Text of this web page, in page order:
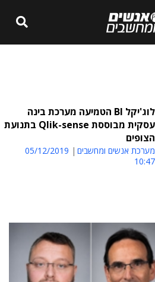
לוג'יקל BI הטמיעה מערכת בינה
עסקית מבוססת Qlik-sense בתנועת
הצופים
מערכת אנשים ומחשבים
05/12/2019
10:47